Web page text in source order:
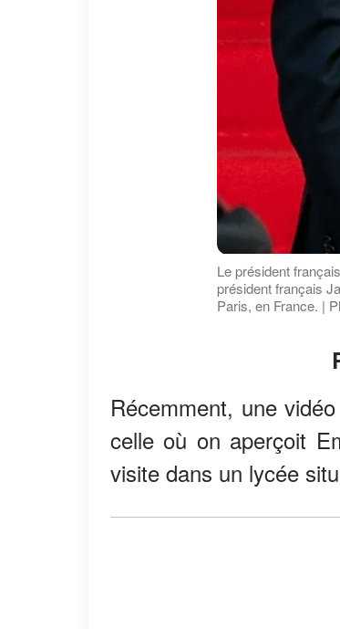
Le président
président français
Paris, en France. |
Récemment, une
celle où on aperçoit
visite dans un lycée